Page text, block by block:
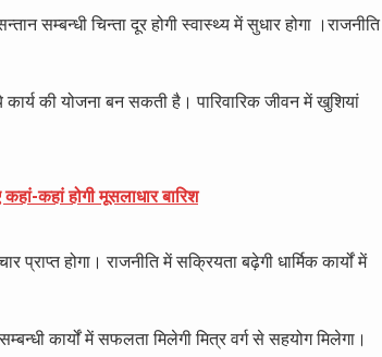
सम्बन्धी चिन्ता दूर होगी स्वास्थ्य में सुधार होगा ।राजनीति
कार्य की योजना बन सकती है। पारिवारिक जीवन में खुशियां
कहां होगी मूसलाधार बारिश
होगा। राजनीति में सक्रियता बढ़ेगी धार्मिक कार्यों में
कार्यों में सफलता मिलेगी मित्र वर्ग से सहयोग मिलेगा।